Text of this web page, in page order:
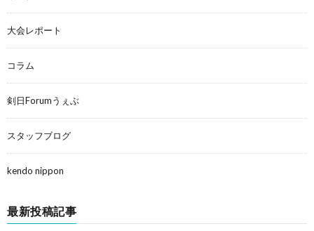
大会レポート
コラム
剣日Forumうぇぶ
スタッフブログ
kendo nippon
最新投稿記事